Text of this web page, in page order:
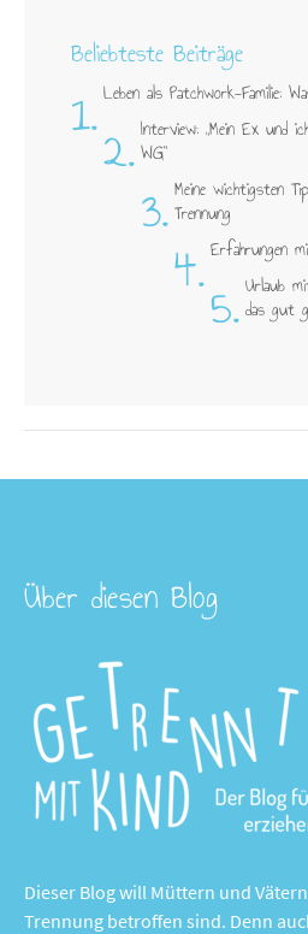
Beliebteste Beiträge
1. Leben als Patchwork-Familie:
2. Interview: „Mein Ex und
WG"
3. Meine wichtigsten
Trennung
4. Erfahrungen
5. Urlaub
das gut
Über diesen Blog
Dieser Blog will Müttern und
Trennung betroffen sind. Denn